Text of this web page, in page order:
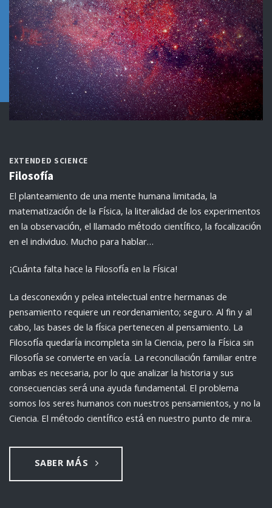
EXTENDED SCIENCE
Filosofía
El planteamiento de una mente humana limitada, la
matematización de la Física, la literalidad de los experimentos
en la observación, el llamado método científico, la focalización
en el individuo. Mucho para hablar…
¡Cuánta falta hace la Filosofía en la Física!
La desconexión y pelea intelectual entre hermanas de
pensamiento requiere un reordenamiento; seguro. Al fin y al
cabo, las bases de la física pertenecen al pensamiento. La
Filosofía quedaría incompleta sin la Ciencia, pero la Física sin
Filosofía se convierte en vacía. La reconciliación familiar entre
ambas es necesaria, por lo que analizar la historia y sus
consecuencias será una ayuda fundamental. El problema
somos los seres humanos con nuestros pensamientos, y no la
Ciencia. El método científico está en nuestro punto de mira.
SABER MÁS